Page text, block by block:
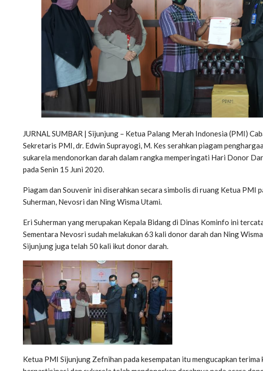
JURNAL SUMBAR | Sijunjung – Ketua Palang Merah Indonesia (PMI)
Sekretaris PMI, dr. Edwin Suprayogi, M. Kes serahkan piagam
sukarela mendonorkan darah dalam rangka memperingati Hari Donor
pada Senin 15 Juni 2020.
Piagam dan Souvenir ini diserahkan secara simbolis di ruang Ketua PMI
Suherman, Nevosri dan Ning Wisma Utami.
Eri Suherman yang merupakan Kepala Bidang di Dinas Kominfo ini
Sementara Nevosri sudah melakukan 63 kali donor darah dan Ning
Sijunjung juga telah 50 kali ikut donor darah.
Ketua PMI Sijunjung Zefnihan pada kesempatan itu mengucapkan